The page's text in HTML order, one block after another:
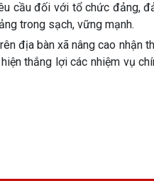
cầu đối với tổ chức đảng,
trong sạch, vững mạnh.
địa bàn xã nâng cao nhận
thắng lợi các nhiệm vụ